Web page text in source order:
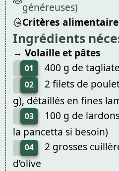
généreuses)
Critères
Ingrédients
→ Volaille et pâtes
01 400 g de
02
2 filets de
g), détaillés en fines
03
100 g de
la pancetta si besoin)
04
2 grosses
d’olive